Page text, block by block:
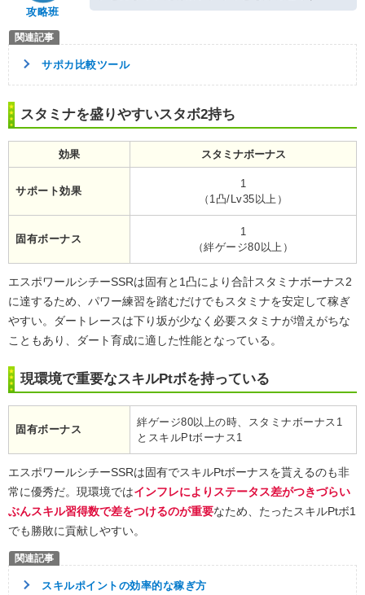
攻略班
サポカ比較ツール
スタミナを盛りやすいスタボ2持ち
効果 スタミナボーナス
サポート効果
1
（1凸/Lv35以上）
固有ボーナス
1
（絆ゲージ80以上）
エスポワールシチーSSRは固有と1凸により合計スタミナボーナス2
に達するため、パワー練習を踏むだけでもスタミナを安定して稼ぎ
やすい。ダートレースは下り坂が少なく必要スタミナが増えがちな
こともあり、ダート育成に適した性能となっている。
現環境で重要なスキルPtボを持っている
固有ボーナス
絆ゲージ80以上の時、スタミナボーナス1
とスキルPtボーナス1
エスポワールシチーSSRは固有でスキルPtボーナスを貰えるのも非
常に優秀だ。現環境ではインフレによりステータス差がつきづらい
ぶんスキル習得数で差をつけるのが重要なため、たったスキルPtボ1
でも勝敗に貢献しやすい。
スキルポイントの効率的な稼ぎ方